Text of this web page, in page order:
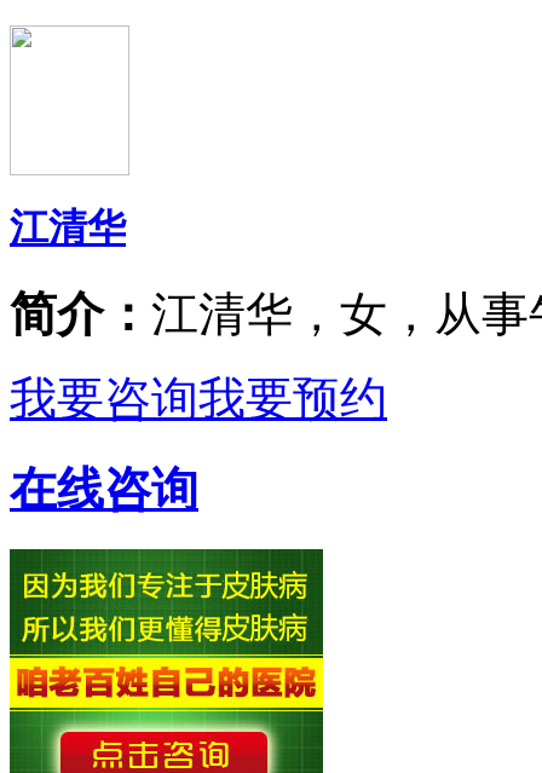
江清华
简介： 江清华，女，从事
我要咨询我要预约
在线咨询